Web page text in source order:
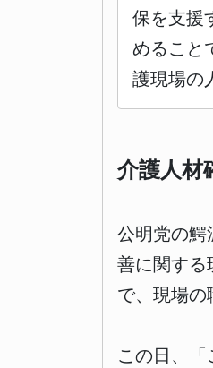
保を支援
めること
護現場の
介護人材
公明党の鰐
善に関する
で、現場の
この日、